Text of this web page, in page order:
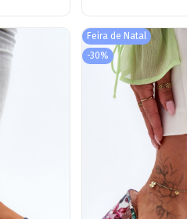
Feira de Natal
-30%